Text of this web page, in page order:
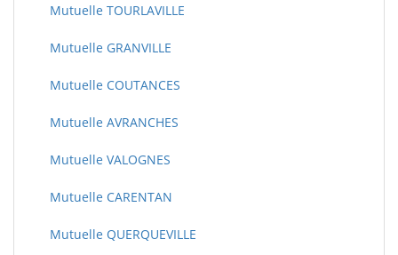
Mutuelle TOURLAVILLE
Mutuelle GRANVILLE
Mutuelle COUTANCES
Mutuelle AVRANCHES
Mutuelle VALOGNES
Mutuelle CARENTAN
Mutuelle QUERQUEVILLE